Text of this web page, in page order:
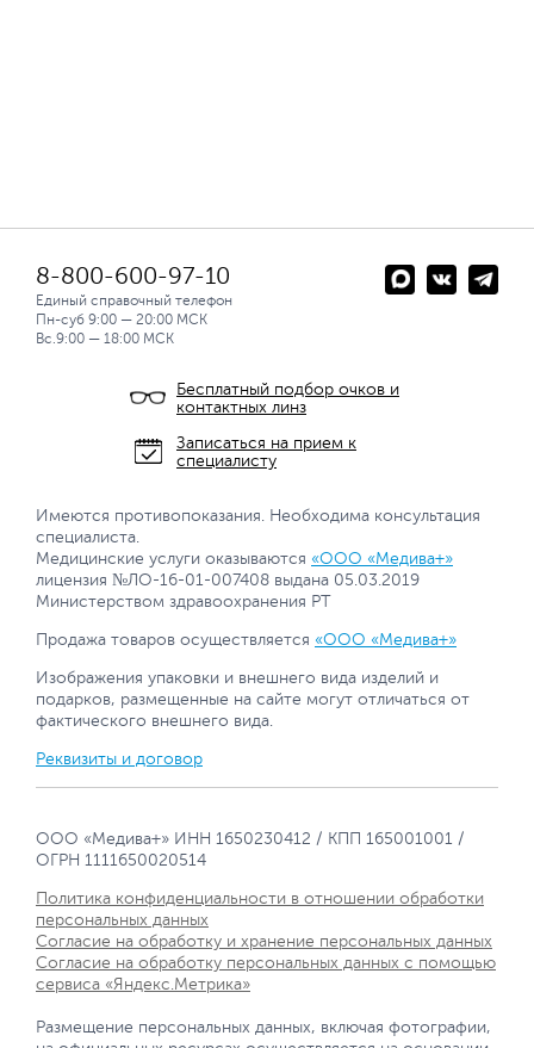
8-800-600-97-10
Единый справочный телефон
Пн-суб 9:00 — 20:00 МСК
Вс.9:00 — 18:00 МСК
Бесплатный подбор очков и
контактных линз
Записаться на прием к
специалисту
Имеются противопоказания. Необходима консультация
специалиста.
Медицинские услуги оказываются «ООО «Медива+»
лицензия №ЛО-16-01-007408 выдана 05.03.2019
Министерством здравоохранения РТ
Продажа товаров осуществляется «ООО «Медива+»
Изображения упаковки и внешнего вида изделий и
подарков, размещенные на сайте могут отличаться от
фактического внешнего вида.
Реквизиты и договор
ООО «Медива+» ИНН 1650230412 / КПП 165001001 /
ОГРН 1111650020514
Политика конфиденциальности в отношении обработки
персональных данных
Согласие на обработку и хранение персональных данных
Согласие на обработку персональных данных с помощью
сервиса «Яндекс.Метрика»
Размещение персональных данных, включая фотографии,